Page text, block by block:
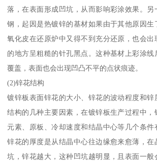
落，在表面形成凹坑，从而影响彩涂效果。另
钢，起因是热镀锌的基材如果由于其他原因生
氧化皮在还原炉中又得不到充分还原，也会出
的地方呈粗糙的针孔黑点。这种基材上彩涂
覆盖，表面也会出现凹凸不平的点状痕迹。
(2)锌花结构
镀锌板表面锌花的大小、锌花的波动程度和锌
结构的几种主要因素，在镀锌板生产过程中，
元素、原板、冷却速度和结晶中心等几个条件
锌花的厚度是从结晶中心往边缘愈来愈薄，在
坑，锌花越大，这种凹坑越明显，且表面一般